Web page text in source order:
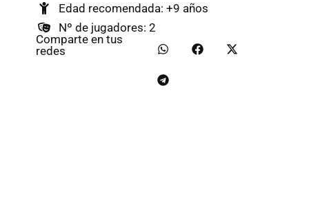
Edad recomendada: +9 años
Nº de jugadores: 2
Comparte en tus
redes